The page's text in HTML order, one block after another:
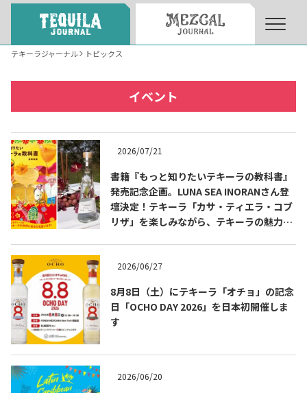
テキーラのつくり方 How to Make Tequila
テキーラマーケット Tequila Market
テキーラの飲み方
テキーラマップ
メキシコ料理
テキーラジャーナル トピックス
イベント
2026/07/21
書籍『もっと知りたいテキーラの教科書』
発売記念企画。LUNA SEA INORANさん登
壇決定！テキーラ「カサ・ティエラ・コブ
リザ」を楽しみながら、テキーラの魅力を
っと知りたいテキーラの教科書』発売記念
2026/06/27
8月8日（土）にテキーラ「オチョ」の記念
日「OCHO DAY 2026」を日本初開催しま
す
2026/06/20